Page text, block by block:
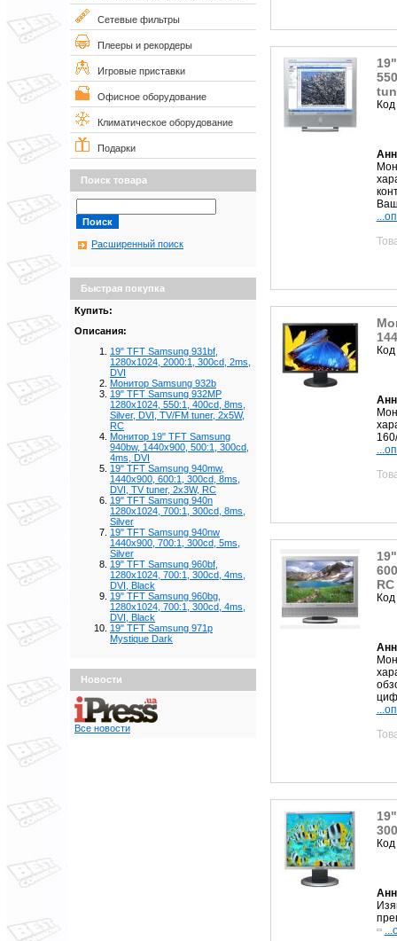
Сетевые фильтры
Плееры и рекордеры
Игровые приставки
Офисное оборудование
Климатическое оборудование
Подарки
Поиск товара
Расширенный поиск
Быстрая покупка
Купить:
Описания:
19" TFT Samsung 931bf,
1280x1024, 2000:1, 300cd, 2ms,
DVI
Монитор Samsung 932b
19" TFT Samsung 932MP
1280x1024, 550:1, 400cd, 8ms,
Silver, DVI, TV/FM tuner, 2x5W,
RC
Монитор 19" TFT Samsung
940bw, 1440x900, 500:1, 300cd,
4ms, DVI
19" TFT Samsung 940mw,
1440x900, 600:1, 300cd, 8ms,
DVI, TV tuner, 2x3W, RC
19" TFT Samsung 940n
1280x1024, 700:1, 300cd, 8ms,
Silver
19" TFT Samsung 940nw
1440x900, 700:1, 300cd, 5ms,
Silver
19" TFT Samsung 960bf,
1280x1024, 700:1, 300cd, 4ms,
DVI, Black
19" TFT Samsung 960bg,
1280x1024, 700:1, 300cd, 4ms,
DVI, Black
19" TFT Samsung 971p
Mystique Dark
Новости
Все новости
Код
RC
Код